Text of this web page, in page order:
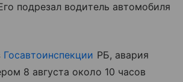
подрезал водитель автомобиля
Госавтоинспекции РБ, авария
8 августа около 10 часов